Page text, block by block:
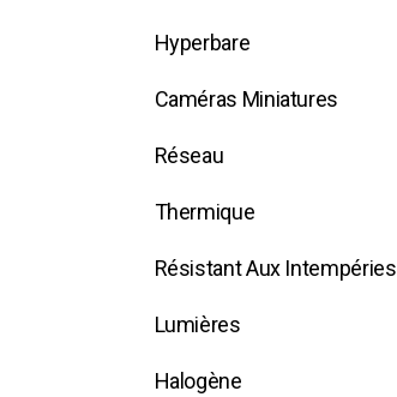
Hyperbare
Caméras Miniatures
Réseau
Thermique
Résistant Aux Intempéries
Lumières
Halogène